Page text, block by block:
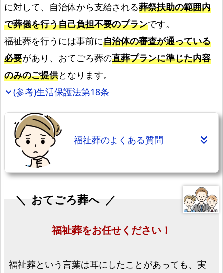
葬
を
お
任
せ
く
だ
い！
阪
阿
野
福
プ
に対して、自治体から支給される葬祭扶助の範囲内
で葬儀を行う自己負担不要のプランです。
福祉葬を行うには事前に自治体の審査が通っている
必要があり、おてごろ葬の直葬プランに準じた内容
のみのご提供となります。
expand_more(参考)生活保護法第18条
福祉葬のよくある質問
おてごろ葬へ
福祉葬をお任せください！
福祉葬という言葉は耳にしたことがあっても、実